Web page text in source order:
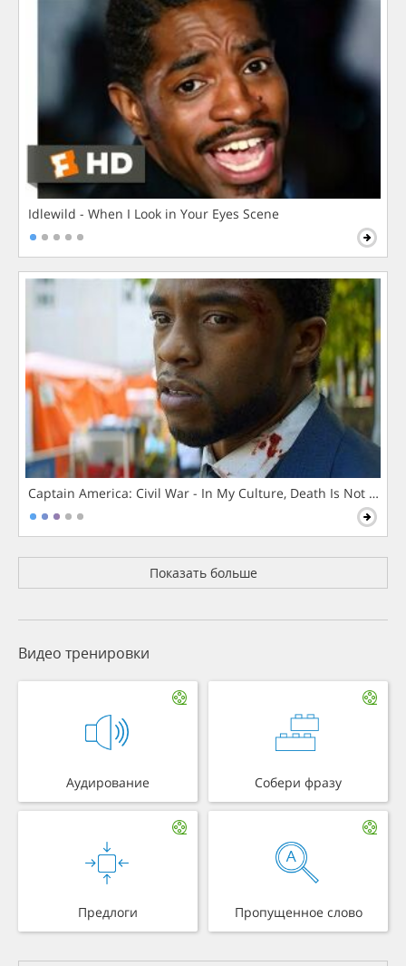
Idlewild - When I Look in Your Eyes Scene
Captain America: Civil War - In My Culture, Death Is Not The
Показать больше
Видео тренировки
Аудирование Собери фразу
Предлоги Пропущенное слово